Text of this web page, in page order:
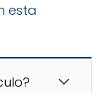
esta